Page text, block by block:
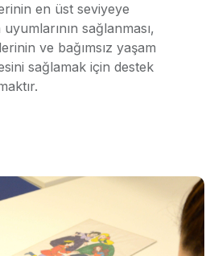
en üst seviyeye
sağlanması,
ve bağımsız yaşam
sağlamak için destek